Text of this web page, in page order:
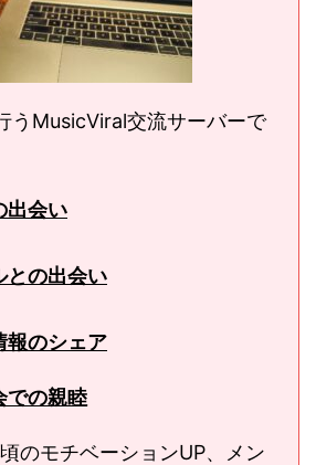
うMusicViral交流サーバーで
出会い
との出会い
報のシェア
での親睦
のモチベーションUP、メン